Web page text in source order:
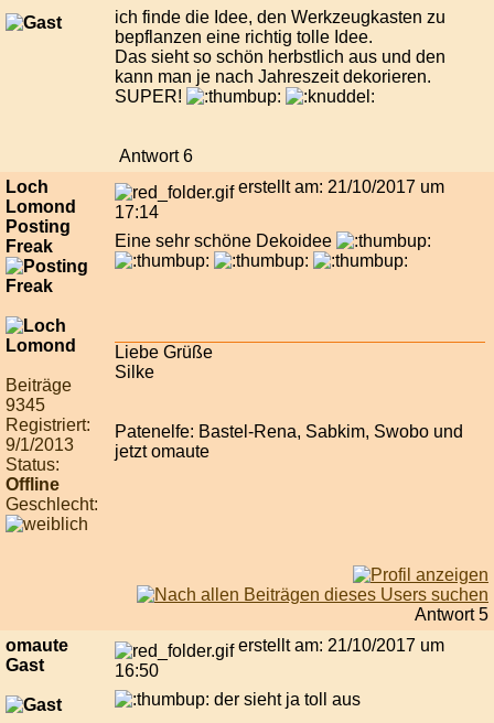
ich finde die Idee, den Werkzeugkasten zu
bepflanzen eine richtig tolle Idee.
Das sieht so schön herbstlich aus und den
kann man je nach Jahreszeit dekorieren.
SUPER!
Antwort 6
Loch
Lomond
Posting
Freak
Beiträge
9345
Registriert:
9/1/2013
Status:
Offline
Geschlecht:
erstellt am: 21/10/2017 um
17:14
Eine sehr schöne Dekoidee
Liebe Grüße
Silke
Patenelfe: Bastel-Rena, Sabkim, Swobo und
jetzt omaute
Antwort 5
omaute
Gast
erstellt am: 21/10/2017 um
16:50
der sieht ja toll aus